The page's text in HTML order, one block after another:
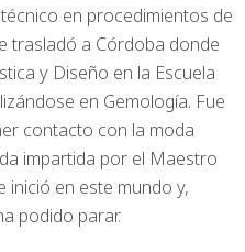
en procedimientos de
trasladó a Córdoba donde
y Diseño en la Escuela
en Gemología. Fue
contacto con la moda
impartida por el Maestro
inició en este mundo y,
podido parar.